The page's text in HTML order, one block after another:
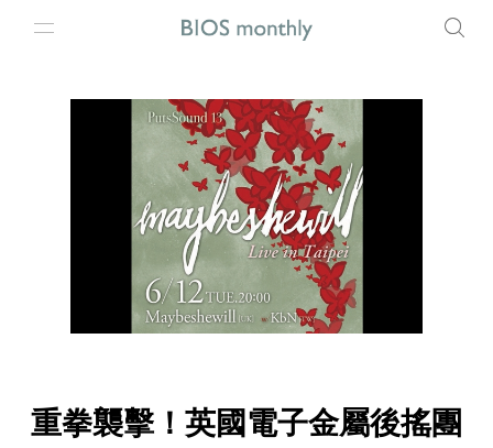
重拳襲擊！英國電子金屬後搖團